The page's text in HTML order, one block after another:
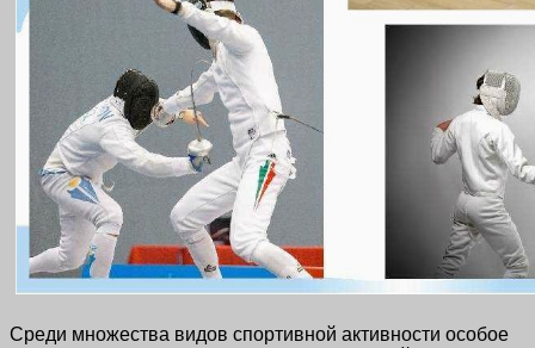
Среди множества видов спортивной активности особое